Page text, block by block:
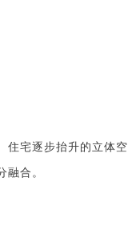
住宅逐步抬升的立体空
融合。